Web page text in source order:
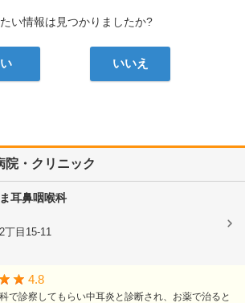
い情報は見つかりましたか?
いいえ
院・クリニック
耳鼻咽喉科
丁目15-11
4.8
で診察してもらい中耳炎と診断され、お薬で治ると